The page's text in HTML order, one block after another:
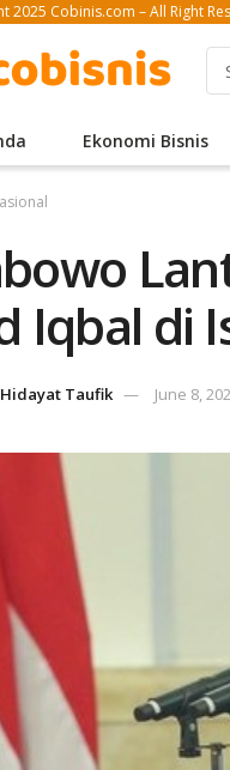
2025 Cobinis.com – All Right
Ekonomi Bisnis
Iqbal di
Hidayat Taufik June 8,